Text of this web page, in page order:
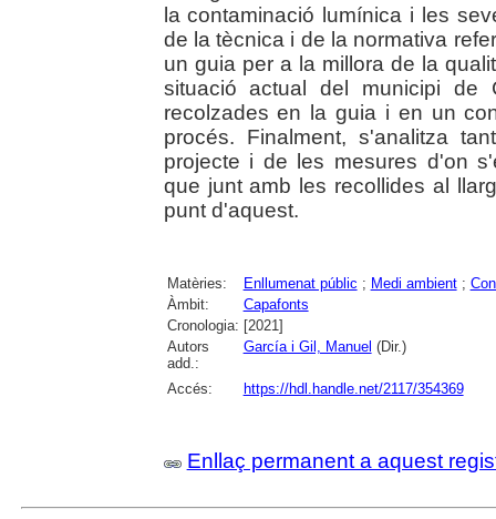
la contaminació lumínica i les
de la tècnica i de la normativa
un guia per a la millora de la
situació actual del municipi de
recolzades en la guia i en un
procés. Finalment, s'analitza
projecte i de les mesures d'on
que junt amb les recollides al
punt d'aquest.
Matèries: Enllumenat públic ; Medi ambient;
Àmbit:
Capafonts
Cronologia: [2021]
Autors
add.:
García i Gil, Manuel (Dir.)
Accés: https://hdl.handle.net/2117/354369
Enllaç permanent a aquest